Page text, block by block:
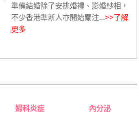
準備結婚除了安排婚禮、影婚紗相，
不少香港準新人亦開始關注...>>了解
更多
婦科炎症 內分泌